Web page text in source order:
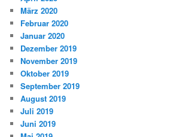
März 2020
Februar 2020
Januar 2020
Dezember 2019
November 2019
Oktober 2019
September 2019
August 2019
Juli 2019
Juni 2019